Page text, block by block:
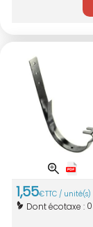
1,55€TTC / unité(s)
Dont écotaxe : 0